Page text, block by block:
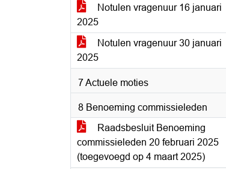
Notulen vragenuur 16 januari
2025
Notulen vragenuur 30 januari
2025
7 Actuele moties
8 Benoeming commissieleden
Raadsbesluit Benoeming
commissieleden 20 februari 2025
(toegevoegd op 4 maart 2025)